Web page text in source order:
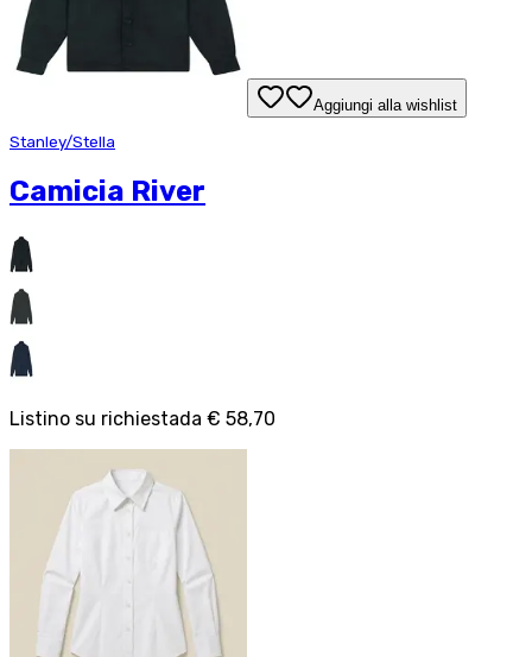
Aggiungi alla wishlist
Stanley/Stella
Camicia River
Listino su richiestada € 58,70